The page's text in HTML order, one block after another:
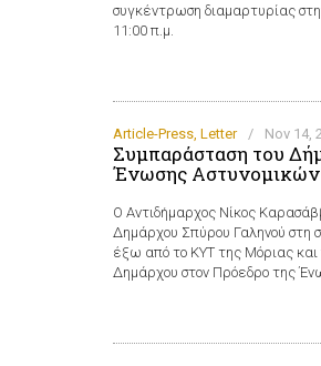
συγκέντρωση διαμαρτυρίας
11:00 π.μ.
Article-Press, Letter / Nov 14,
Συμπαράσταση του
Ένωσης
Ο Αντιδήμαρχος Νίκος
Δημάρχου Σπύρου Γαληνού στη
έξω από το ΚΥΤ της Μόριας
Δημάρχου στον Πρόεδρο της